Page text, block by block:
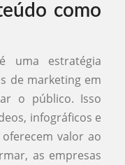
como
uma estratégia
de marketing em
o público. Isso
infográficos e
valor ao
as empresas